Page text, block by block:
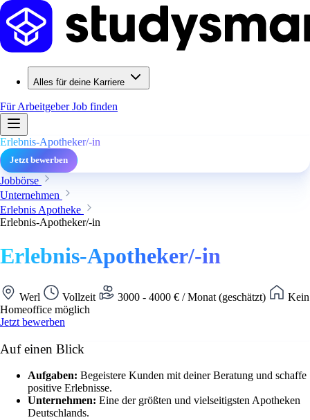
Alles für deine Karriere
Für ArbeitgeberJob finden
Erlebnis-Apotheker/-in
Jetzt bewerben
Jobbörse
Unternehmen
Erlebnis Apotheke
Erlebnis-Apotheker/-in
Erlebnis-Apotheker/-in
Werl Vollzeit 3000 - 4000 € / Monat (geschätzt)
Kein
Homeoffice möglich
Jetzt bewerben
Auf einen Blick
Aufgaben: Begeistere Kunden mit deiner Beratung und schaffe
positive Erlebnisse.
Unternehmen: Eine der größten und vielseitigsten Apotheken
Deutschlands.